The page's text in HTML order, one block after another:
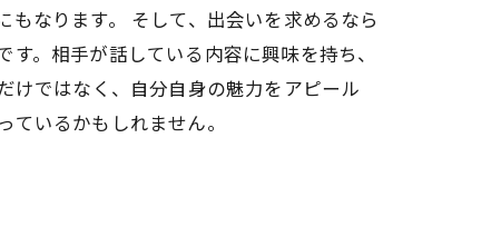
なります。 そして、出会いを求めるなら
。相手が話している内容に興味を持ち、
けではなく、自分自身の魅力をアピール
いるかもしれません。